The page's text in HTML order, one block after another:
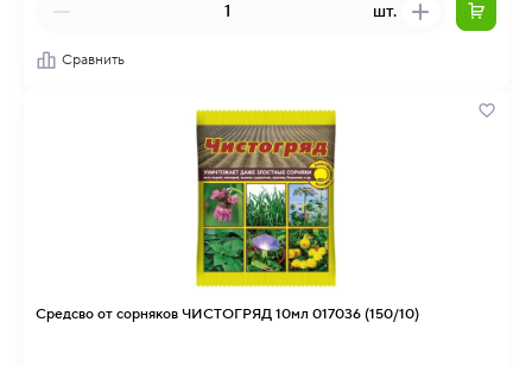
шт.
Сравнить
Средсво от сорняков ЧИСТОГРЯД 10мл 017036 (150/10)